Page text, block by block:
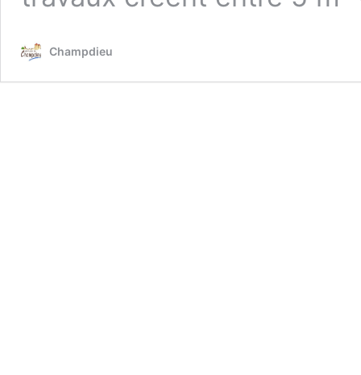
Champdieu